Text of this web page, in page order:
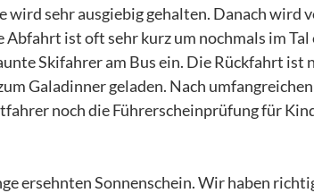
sehr ausgiebig gehalten. Danach wird
ist oft sehr kurz um nochmals im Tal
Skifahrer am Bus ein. Die Rückfahrt ist
Galadinner geladen. Nach
noch die Führerscheinprüfung für
ersehnten Sonnenschein. Wir haben